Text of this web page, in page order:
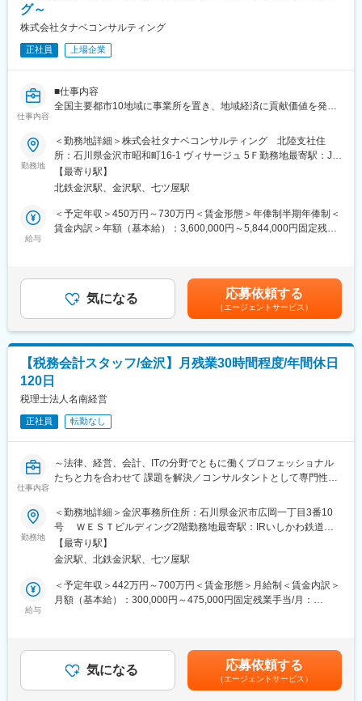
ことが可能となっております。
り、教えながら自分自身も学び、
スタッフ同士のコミュニケーションも活発に取られ風通しの良い
環境です。
■当法人について：
2015年に国内監査法人で初めて監査業務の遂行環境を Amazon
Web Services を利用して構築しました。その後も各種クラウド
サービスの活用を進め、電子監査調書システムを始めとするデジ
してきました。
グ～
株式会社タナベコンサルティング
正社員 上場企業
仕事内容
■仕事内容
全国主要都市10地域に事業所を置き、地域経済に貢献価値を発揮
て最適なビジネスモデル改革を支援して頂きます。理念を実装さ
せるパーパス経営の確立から、成長戦略をベースとした長期ビジ
ョン・中期経営計画の策定、実行具体策の実装、グローバル戦略
や新規事業開発など経営に必要不可欠なコンサルティングを目指
します。【変更の範囲：会社の定める業務】
【コンサルティングテーマ例】
■業務詳細
１．コンサルティング
∟現状把握～課題発見～対策検討～実行支援～成果報告
・クライアントとのコミュニケーションツールの導入
・現状把握：調査→経営者とのミーティング、資料提出依頼／分
・報告会の設定、報告書・議事録作成
・コンサルティングに関わる契約締結などの実務
・継続契約のための現状分析・調査から提案（リピートのクライ
アント7割）
２．顧客創造
・クライアントやアライアンス先からの紹介、専門サイトからの
・クライアントへのインタビューから現状把握し、チームで提案
の方向性を協議
・企画提案書を作成し、クライアントへ企画提案
・既存顧客70%、新規開拓30％、主な提案サービスはコンサルテ
３．研究会、セミナー
∟企画、当日のコーディネーターなどの運営
・時代のトレンドや社会課題などを捉えた成功企業の講演や視察
から最新情報を吸収
・同じ課題解決に取り組む参加企業との交流・情報交換を実施
勤務地
＜勤務地詳細＞株式会社タナベコンサルティング 北陸支社住
所：石川県金沢市昭和町16-1 ヴィサージュ 5Ｆ勤務地最寄駅：JR
線／金沢駅受動喫煙対策：敷地内全面禁煙
【最寄り駅】
北鉄金沢駅、金沢駅、七ツ屋駅
給与
＜予定年収＞450万円～730万円＜賃金形態＞年俸制半期年俸制＜
賃金内訳＞年額（基本給）：3,600,000円～5,844,000円固定残業
手当＞有＜給与補足＞※賞与について人事制度変更に伴い、賞与分
が基本給に組み込まれることになりました。(個人やチームの成果
に応じてインセンティブとして追加支給する場合があります)賃金
はあくまでも目安の金額であり、選考を通じて上下する可能性が
あります。月給(月額)は固定手当を含めた表記です。
気になる 応募依頼する
（エージェントサービス）
【税務会計スタッフ/金沢】月残業30時間程度/年間休日
120日
税理士法人名南経営
正社員 転勤なし
仕事内容
～法律、経営、会計、ITの分野でともに働くプロフェッショナル
たちと力を合わせて 課題を解決／コンサルタントとして専門性が
■職務内容
お客様を定期的に訪問し、適正な経理処理や経営が行われている
かどうかを把握する会計税務コンサルティングが基本業務です。
・税務・会計コンサルティング
・資本政策支援
・事業承継・相続対策
・中国・ベトナム税務コンサルティング
★税務相談・税務申告以外にも税務会計を切り口としたさまざま
なコンサルティングを行うのが特徴です。
勤務地
＜勤務地詳細＞金沢事務所住所：石川県金沢市広岡一丁目3番10
号 ＷＥＳＴビルディング2階勤務地最寄駅：IRいしかわ鉄道線
／金沢駅受動喫煙対策：屋内全面禁煙変更の範囲：会社の定める
事業所
【最寄り駅】
金沢駅、北鉄金沢駅、七ツ屋駅
給与
＜予定年収＞442万円～700万円＜賃金形態＞月給制＜賃金内訳＞
月額（基本給）：300,000円～475,000円固定残業手当/月：
給与詳細は、資格・経験・能力等を考慮し決定します。■昇給：年
1回■賞与あり（決算）※業績に応じて支給賃金はあくまでも目安
の金額であり、選考を通じて上下する可能性があります。月給(月
気になる 応募依頼する
（エージェントサービス）